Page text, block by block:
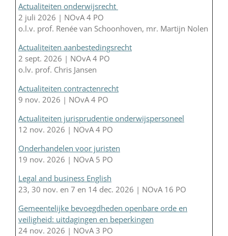
Actualiteiten onderwijsrecht
2 juli 2026 | NOvA 4 PO
o.l.v. prof. Renée van Schoonhoven, mr. Martijn Nolen
Actualiteiten aanbestedingsrecht
2 sept. 2026 | NOvA 4 PO
o.lv. prof. Chris Jansen
Actualiteiten contractenrecht
9 nov. 2026 | NOvA 4 PO
Actualiteiten jurisprudentie onderwijspersoneel
12 nov. 2026 | NOvA 4 PO
Onderhandelen voor juristen
19 nov. 2026 | NOvA 5 PO
Legal and business English
23, 30 nov. en 7 en 14 dec. 2026 | NOvA 16 PO
Gemeentelijke bevoegdheden openbare orde en
veiligheid: uitdagingen en beperkingen
24 nov. 2026 | NOvA 3 PO